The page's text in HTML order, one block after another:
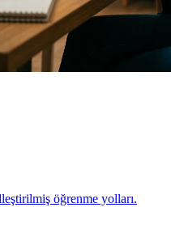
öğrenme yolları.